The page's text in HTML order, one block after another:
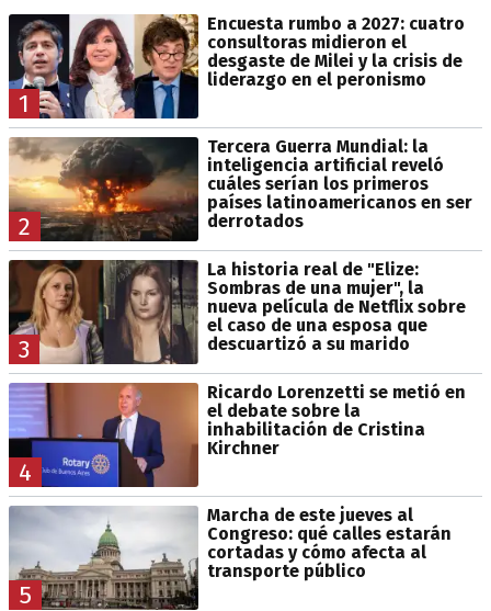
1
Encuesta rumbo a 2027: cuatro
consultoras midieron el
desgaste de Milei y la crisis de
liderazgo en el peronismo
2
Tercera Guerra Mundial: la
inteligencia artificial reveló
cuáles serían los primeros
países latinoamericanos en ser
derrotados
3
La historia real de "Elize:
Sombras de una mujer", la
nueva película de Netflix sobre
el caso de una esposa que
descuartizó a su marido
4
Ricardo Lorenzetti se metió en
el debate sobre la
inhabilitación de Cristina
Kirchner
5
Marcha de este jueves al
Congreso: qué calles estarán
cortadas y cómo afecta al
transporte público